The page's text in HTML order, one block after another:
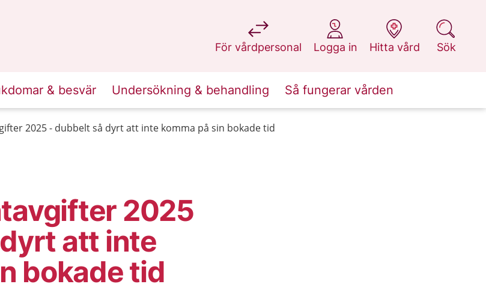
För vårdpersonal
på 1177.se
Logga in
på 1177.se
Hitta vård
på 1177.se
Sök
på 1177.se
& besvär Undersökning & behandling Så fungerar vården
2025 - dubbelt så dyrt att inte komma på sin bokade tid
2025
att inte
bokade tid